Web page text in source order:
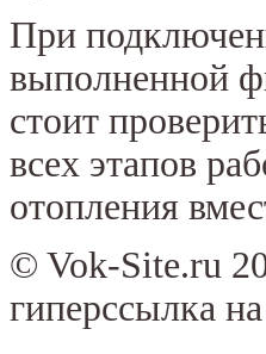
При
выполненной
стоит
всех этапов
отопления
© Vok-Site.ru
гиперссылка